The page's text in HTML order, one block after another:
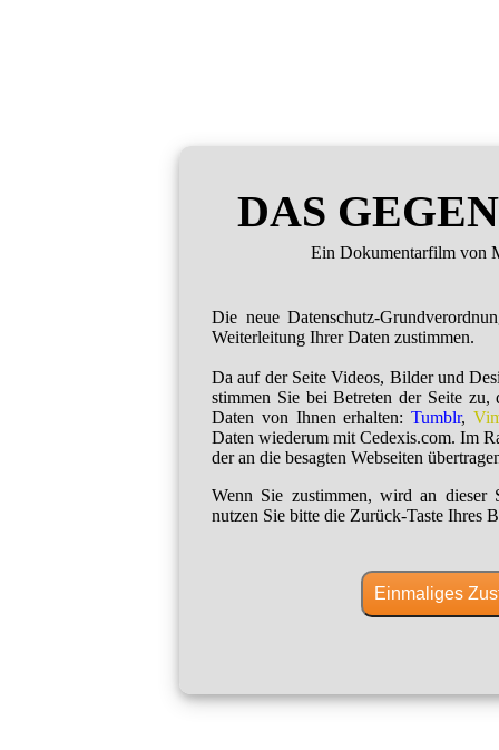
DAS
Ein Dokumentarfilm von
Die neue Datenschutz-
Weiterleitung Ihrer Daten zustimmen.
Da auf der Seite Videos, Bilder und
stimmen Sie bei Betreten der Seite zu,
Daten von Ihnen erhalten:Tumblr,
Daten wiederum mit Cedexis.com. Im
der an die besagten Webseiten
Wenn Sie zustimmen, wird an dieser
nutzen Sie bitte die Zurück-Taste Ihres
Einmaliges